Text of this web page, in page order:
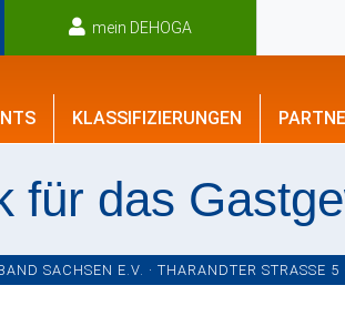
mein DEHOGA
KLASSIFIZIERUNGEN
für das
SACHSEN E.V. · THARANDTER STRASSE 5